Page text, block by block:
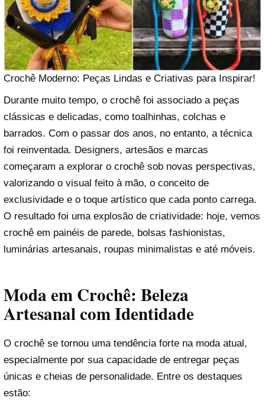
Crochê Moderno: Peças Lindas e Criativas para Inspirar!
Durante muito tempo, o crochê foi associado a peças
clássicas e delicadas, como toalhinhas, colchas e
barrados. Com o passar dos anos, no entanto, a técnica
foi reinventada. Designers, artesãos e marcas
começaram a explorar o crochê sob novas perspectivas,
valorizando o visual feito à mão, o conceito de
exclusividade e o toque artístico que cada ponto carrega.
O resultado foi uma explosão de criatividade: hoje, vemos
crochê em painéis de parede, bolsas fashionistas,
luminárias artesanais, roupas minimalistas e até móveis.
Moda em Crochê: Beleza
Artesanal com Identidade
O crochê se tornou uma tendência forte na moda atual,
especialmente por sua capacidade de entregar peças
únicas e cheias de personalidade. Entre os destaques
estão: